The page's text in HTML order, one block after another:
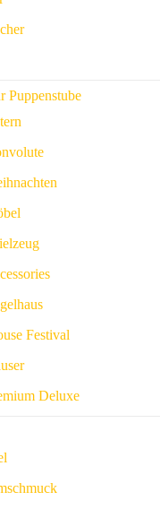
Puppenstube
Festival
Deluxe